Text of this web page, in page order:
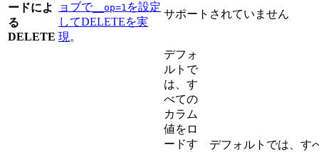
ードによ
る
DELETE
ョブで__op=1 を設定
してDELETEを実
現 。
サポートされていません
デフォ
ルトで
は、す
べての
カラム
値をロ
ードす
デフォルトでは、す